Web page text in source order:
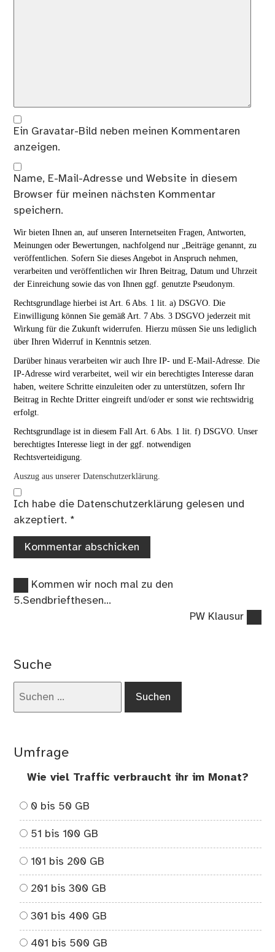
Ein Gravatar-Bild neben meinen Kommentaren
anzeigen.
Name, E-Mail-Adresse und Website in diesem
Browser für meinen nächsten Kommentar
speichern.
Wir bieten Ihnen an, auf unseren Internetseiten Fragen, Antworten,
Meinungen oder Bewertungen, nachfolgend nur „Beiträge genannt, zu
veröffentlichen. Sofern Sie dieses Angebot in Anspruch nehmen,
verarbeiten und veröffentlichen wir Ihren Beitrag, Datum und Uhrzeit
der Einreichung sowie das von Ihnen ggf. genutzte Pseudonym.
Rechtsgrundlage hierbei ist Art. 6 Abs. 1 lit. a) DSGVO. Die
Einwilligung können Sie gemäß Art. 7 Abs. 3 DSGVO jederzeit mit
Wirkung für die Zukunft widerrufen. Hierzu müssen Sie uns lediglich
über Ihren Widerruf in Kenntnis setzen.
Darüber hinaus verarbeiten wir auch Ihre IP- und E-Mail-Adresse. Die
IP-Adresse wird verarbeitet, weil wir ein berechtigtes Interesse daran
haben, weitere Schritte einzuleiten oder zu unterstützen, sofern Ihr
Beitrag in Rechte Dritter eingreift und/oder er sonst wie rechtswidrig
erfolgt.
Rechtsgrundlage ist in diesem Fall Art. 6 Abs. 1 lit. f) DSGVO. Unser
berechtigtes Interesse liegt in der ggf. notwendigen
Rechtsverteidigung.
Auszug aus unserer Datenschutzerklärung.
Ich habe die Datenschutzerklärung gelesen und
akzeptiert. *
Beitragsnavigation
Vorheriger
Beitrag:
Kommen wir noch mal zu den
5.Sendbriefthesen…
Nächster
PW Klausur
Suche
Umfrage
Wie viel Traffic verbraucht ihr im Monat?
0 bis 50 GB
51 bis 100 GB
101 bis 200 GB
201 bis 300 GB
301 bis 400 GB
401 bis 500 GB